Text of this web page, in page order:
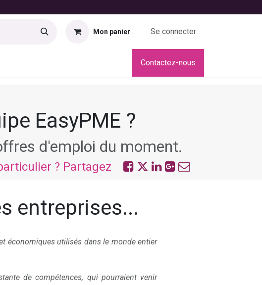
Mon panier Se connecter
Contactez-nous
EasyPME ?
d'emploi du moment.
? Partagez
entreprises...
économiques utilisés dans le monde entier
de compétences, qui pourraient venir